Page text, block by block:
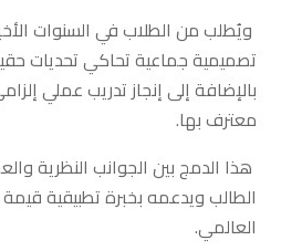
ويُطلب من الطلاب في السنوات
تصميمية جماعية تحاكي تحديات
بالإضافة إلى إنجاز تدريب عملي
معترف بها.
هذا الدمج بين الجوانب النظرية
الطالب ويدعمه بخبرة تطبيقية
العالمي.